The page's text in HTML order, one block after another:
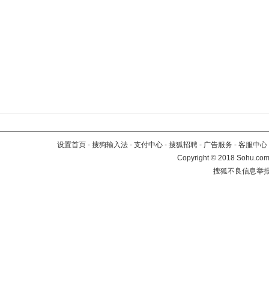
设置首页 - 搜狗输入法 - 支付中心 - 搜狐招聘 - 广告服务 - 客服中心
Copyright©2018
搜狐不良信息举